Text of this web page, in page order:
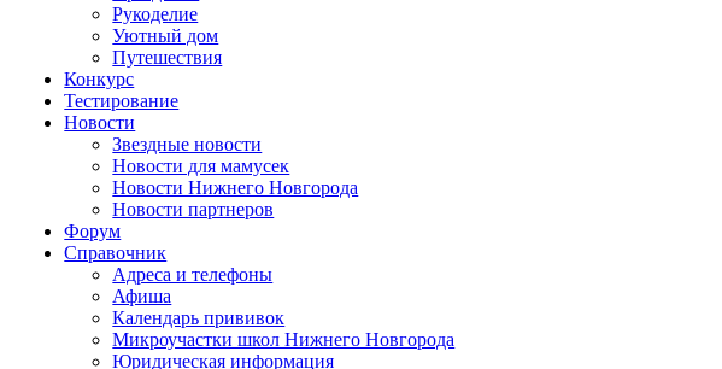
Рукоделие
Уютный дом
Путешествия
Конкурс
Тестирование
Новости
Звездные новости
Новости для мамусек
Новости Нижнего Новгорода
Новости партнеров
Форум
Справочник
Адреса и телефоны
Афиша
Календарь прививок
Микроучастки школ Нижнего Новгорода
Юридическая информация